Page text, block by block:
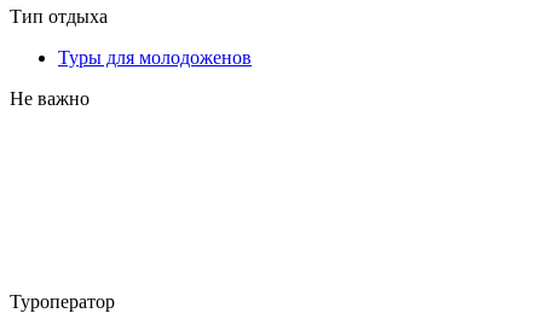
Тип отдыха
Туры для молодоженов
Не важно
Туроператор